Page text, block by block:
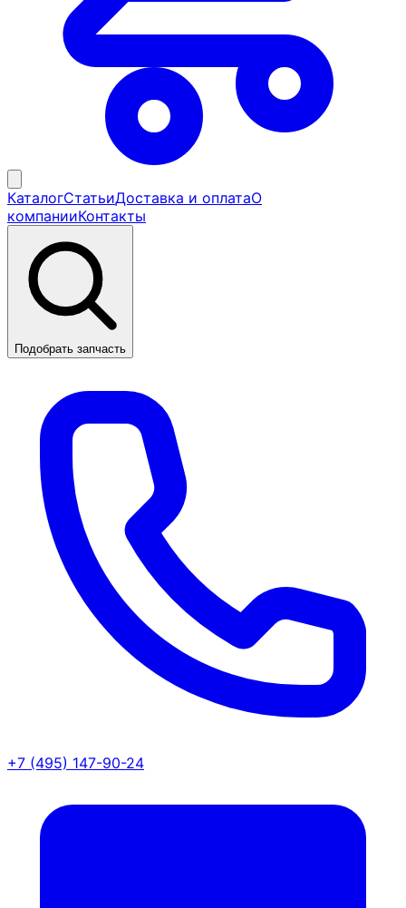
КаталогСтатьиДоставка и оплатаО
компанииКонтакты
Подобрать запчасть
+7 (495) 147-90-24